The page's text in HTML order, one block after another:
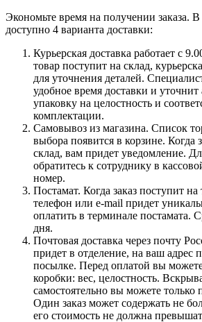
Экономьте время на получении заказа.
доступно 4 варианта доставки:
Курьерская доставка работает с
товар поступит на склад,
для уточнения деталей.
удобное время доставки и
упаковку на целостность и
комплектации.
Самовывоз из магазина. Список
выбора появится в корзине. Когда
склад, вам придет уведомление.
обратитесь к сотруднику в
номер.
Постамат. Когда заказ поступит
телефон или e-mail придет
оплатить в терминале постамата.
дня.
Почтовая доставка через почту
придет в отделение, на ваш адрес
посылке. Перед оплатой вы
коробки: вес, целостность.
самостоятельно вы можете только
Один заказ может содержать не
его стоимость не должна